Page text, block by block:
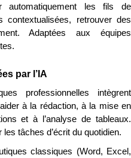
automatiquement les fils de
contextualisées, retrouver des
Adaptées aux équipes
par l’IA
professionnelles intègrent
à la rédaction, à la mise en
et à l’analyse de tableaux.
les tâches d’écrit du quotidien.
classiques (Word, Excel,